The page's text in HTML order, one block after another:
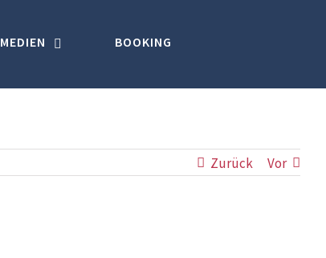
MEDIEN BOOKING
Zurück Vor